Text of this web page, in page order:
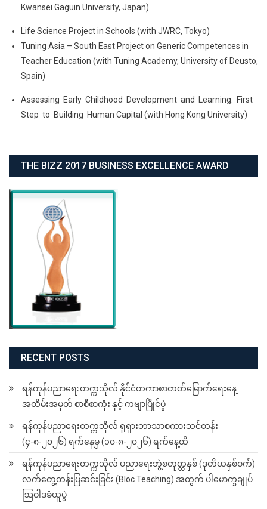
Kwansei Gaguin University, Japan)
Life Science Project in Schools (with JWRC, Tokyo)
Tuning Asia – South East Project on Generic Competences in
Teacher Education (with Tuning Academy, University of Deusto,
Spain)
Assessing Early Childhood Development and Learning: First
Step to Building Human Capital (with Hong Kong University)
THE BIZZ 2017 BUSINESS EXCELLENCE AWARD
RECENT POSTS
ရန်ကုန်ပညာရေးတက္ကသိုလ် နိုင်ငံတကာစာတတ်မြောက်ရေးနေ့
အထိမ်းအမှတ် စာစီစာကုံး နှင့် ကဗျာပြိုင်ပွဲ
ရန်ကုန်ပညာရေးတက္ကသိုလ် ရုရှားဘာသာစကားသင်တန်း
(၄-၈-၂၀၂၆) ရက်နေ့မှ (၁၀-၈-၂၀၂၆) ရက်နေ့ထိ
ရန်ကုန်ပညာရေးတက္ကသိုလ် ပညာရေးဘွဲ့စတုတ္ထနှစ် (ဒုတိယနှစ်ဝက်)
လက်တွေ့တန်းပြဆင်းခြင်း (Bloc Teaching) အတွက် ပါမောက္ခချုပ်
ဩဝါဒခံယူပွဲ